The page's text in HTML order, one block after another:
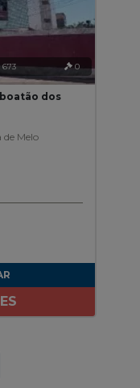
673 0
dos
de Melo